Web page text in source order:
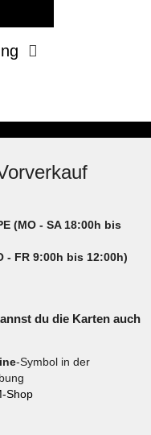
(MO - SA 18:00h bis
- FR 9:00h bis 12:00h)
du die Karten auch
-Symbol in der
Shop